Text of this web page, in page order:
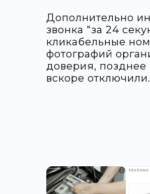
Дополнительно
звонка "за 24
кликабельные
фотографий
доверия, позднее
вскоре отключили.